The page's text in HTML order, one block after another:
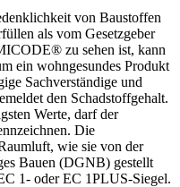
von Baustoffen
als vom Gesetzgeber
zu sehen ist, kann
ein wohngesundes Produkt
Sachverständige und
den Schadstoffgehalt.
Werte, darf der
Die
wie sie von der
Bauen (DGNB) gestellt
1- oder EC 1PLUS-Siegel.